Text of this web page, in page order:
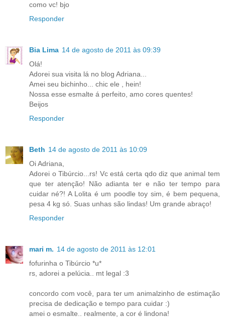
como vc! bjo
Responder
Bia Lima 14 de agosto de 2011 às 09:39
Olá!
Adorei sua visita lá no blog Adriana...
Amei seu bichinho... chic ele , hein!
Nossa esse esmalte á perfeito, amo cores quentes!
Beijos
Responder
Beth 14 de agosto de 2011 às 10:09
Oi Adriana,
Adorei o Tibúrcio...rs! Vc está certa qdo diz que animal tem
que ter atenção! Não adianta ter e não ter tempo para
cuidar né?! A Lolita é um poodle toy sim, é bem pequena,
pesa 4 kg só. Suas unhas são lindas! Um grande abraço!
Responder
mari m. 14 de agosto de 2011 às 12:01
fofurinha o Tibúrcio *u*
rs, adorei a pelúcia.. mt legal :3
concordo com você, para ter um animalzinho de estimação
precisa de dedicação e tempo para cuidar :)
amei o esmalte.. realmente, a cor é lindona!